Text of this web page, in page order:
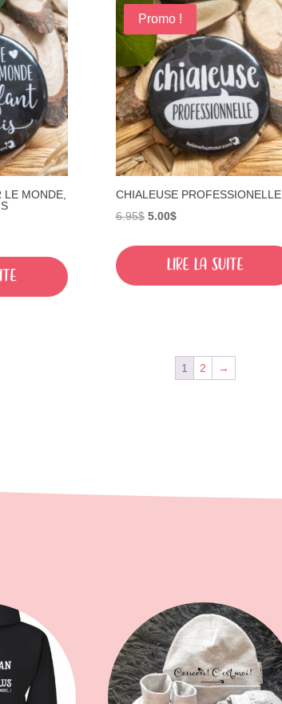
LE MONDE,
Promo !
CHIALEUSE PROFESSIONELLE
6.95$ Le
initial
5.00$Le
actuel
Lire la suite
1 2 →